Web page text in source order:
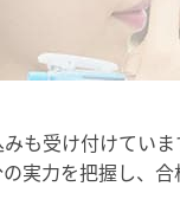
も受け付けていま
実力を把握し、合